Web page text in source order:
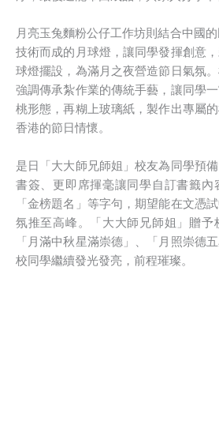
月亮玉兔麵粉公仔工作坊則結合中國
技術而成的月球燈，讓同學發揮創意
球燈擺設，為滿月之夜營造節日氣氛
強調傳承紮作業的傳統手藝，讓同學
桃形態，再糊上玻璃紙，製作出專屬
香港的節日情懷。
是日「大大師兄師姐」校友為同學預
書簽、更即席揮毫讓同學自訂書籤內
「金榜題名」等字句，期望能在文憑
氛推至高峰。「大大師兄師姐」贈予
「月滿中秋星滿崇德」、「月照崇德
校同學繼續發光發亮，前程璀璨。